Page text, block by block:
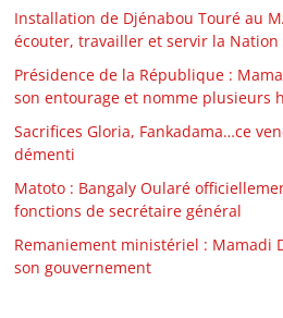
Installation de Djénabou Touré au
écouter, travailler et servir la Nation
Présidence de la République :
son entourage et nomme plusieurs
Sacrifices Gloria, Fankadama…ce
démenti
Matoto : Bangaly Oularé
fonctions de secrétaire général
Remaniement ministériel : Mamadi
son gouvernement